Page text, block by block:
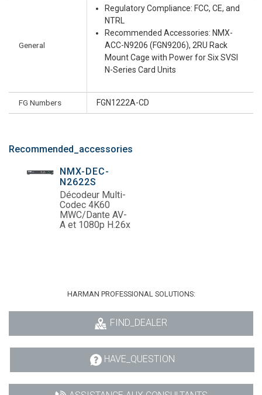
General
Regulatory Compliance: FCC, CE, and
NTRL
Recommended Accessories: NMX-
ACC-N9206 (FGN9206), 2RU Rack
Mount Cage with Power for Six SVSI
N-Series Card Units
FG Numbers FGN1222A-CD
Recommended_accessories
NMX-DEC-
N2622S
Décodeur Multi-
Codec 4K60
MWC/Dante AV-
A et 1080p H.26x
HARMAN PROFESSIONAL SOLUTIONS:
FIND_DEALER
HAVE_QUESTION